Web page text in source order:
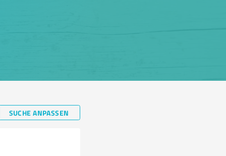
SUCHE ANPASSEN